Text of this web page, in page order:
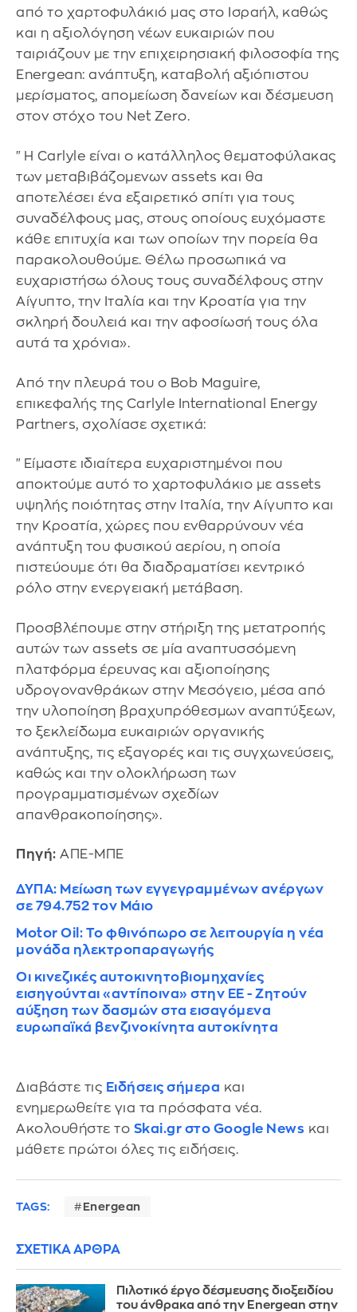
από το χαρτοφυλάκιό μας στο Ισραήλ, καθώς
και η αξιολόγηση νέων ευκαιριών που
ταιριάζουν με την επιχειρησιακή φιλοσοφία της
Energean: ανάπτυξη, καταβολή αξιόπιστου
μερίσματος, απομείωση δανείων και δέσμευση
στον στόχο του Net Zero.
"Η Carlyle είναι ο κατάλληλος θεματοφύλακας
των μεταβιβάζομενων assets και θα
αποτελέσει ένα εξαιρετικό σπίτι για τους
συναδέλφους μας, στους οποίους ευχόμαστε
κάθε επιτυχία και των οποίων την πορεία θα
παρακολουθούμε. Θέλω προσωπικά να
ευχαριστήσω όλους τους συναδέλφους στην
Αίγυπτο, την Ιταλία και την Κροατία για την
σκληρή δουλειά και την αφοσίωσή τους όλα
αυτά τα χρόνια».
Από την πλευρά του ο Bob Maguire,
επικεφαλής της Carlyle International Energy
Partners, σχολίασε σχετικά:
"Είμαστε ιδιαίτερα ευχαριστημένοι που
αποκτούμε αυτό το χαρτοφυλάκιο με assets
υψηλής ποιότητας στην Ιταλία, την Αίγυπτο και
την Κροατία, χώρες που ενθαρρύνουν νέα
ανάπτυξη του φυσικού αερίου, η οποία
πιστεύουμε ότι θα διαδραματίσει κεντρικό
ρόλο στην ενεργειακή μετάβαση.
Προσβλέπουμε στην στήριξη της μετατροπής
αυτών των assets σε μία αναπτυσσόμενη
πλατφόρμα έρευνας και αξιοποίησης
υδρογονανθράκων στην Μεσόγειο, μέσα από
την υλοποίηση βραχυπρόθεσμων αναπτύξεων,
το ξεκλείδωμα ευκαιριών οργανικής
ανάπτυξης, τις εξαγορές και τις συγχωνεύσεις,
καθώς και την ολοκλήρωση των
προγραμματισμένων σχεδίων
απανθρακοποίησης».
Πηγή: ΑΠΕ-ΜΠΕ
ΔΥΠΑ: Μείωση των εγγεγραμμένων ανέργων
σε 794.752 τον Μάιο
Motor Oil: Το φθινόπωρο σε λειτουργία η νέα
μονάδα ηλεκτροπαραγωγής
Οι κινεζικές αυτοκινητοβιομηχανίες
εισηγούνται «αντίποινα» στην ΕΕ - Ζητούν
αύξηση των δασμών στα εισαγόμενα
ευρωπαϊκά βενζινοκίνητα αυτοκίνητα
Διαβάστε τις Ειδήσεις σήμερα και
ενημερωθείτε για τα πρόσφατα νέα.
Ακολουθήστε το Skai.gr στο Google News και
μάθετε πρώτοι όλες τις ειδήσεις.
TAGS: Energean
ΣΧΕΤΙΚΑ ΑΡΘΡΑ
Πιλοτικό έργο δέσμευσης διοξειδίου
του άνθρακα από την Energean στην